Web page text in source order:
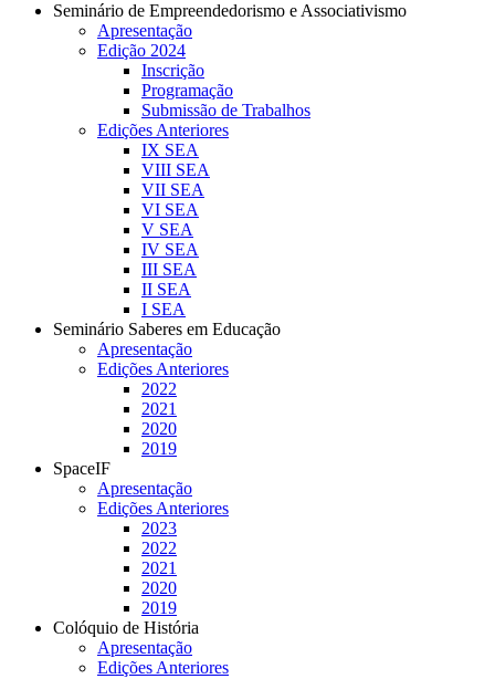
Seminário de Empreendedorismo e Associativismo
Apresentação
Edição 2024
Inscrição
Programação
Submissão de Trabalhos
Edições Anteriores
IX SEA
VIII SEA
VII SEA
VI SEA
V SEA
IV SEA
III SEA
II SEA
I SEA
Seminário Saberes em Educação
Apresentação
Edições Anteriores
2022
2021
2020
2019
SpaceIF
Apresentação
Edições Anteriores
2023
2022
2021
2020
2019
Colóquio de História
Apresentação
Edições Anteriores